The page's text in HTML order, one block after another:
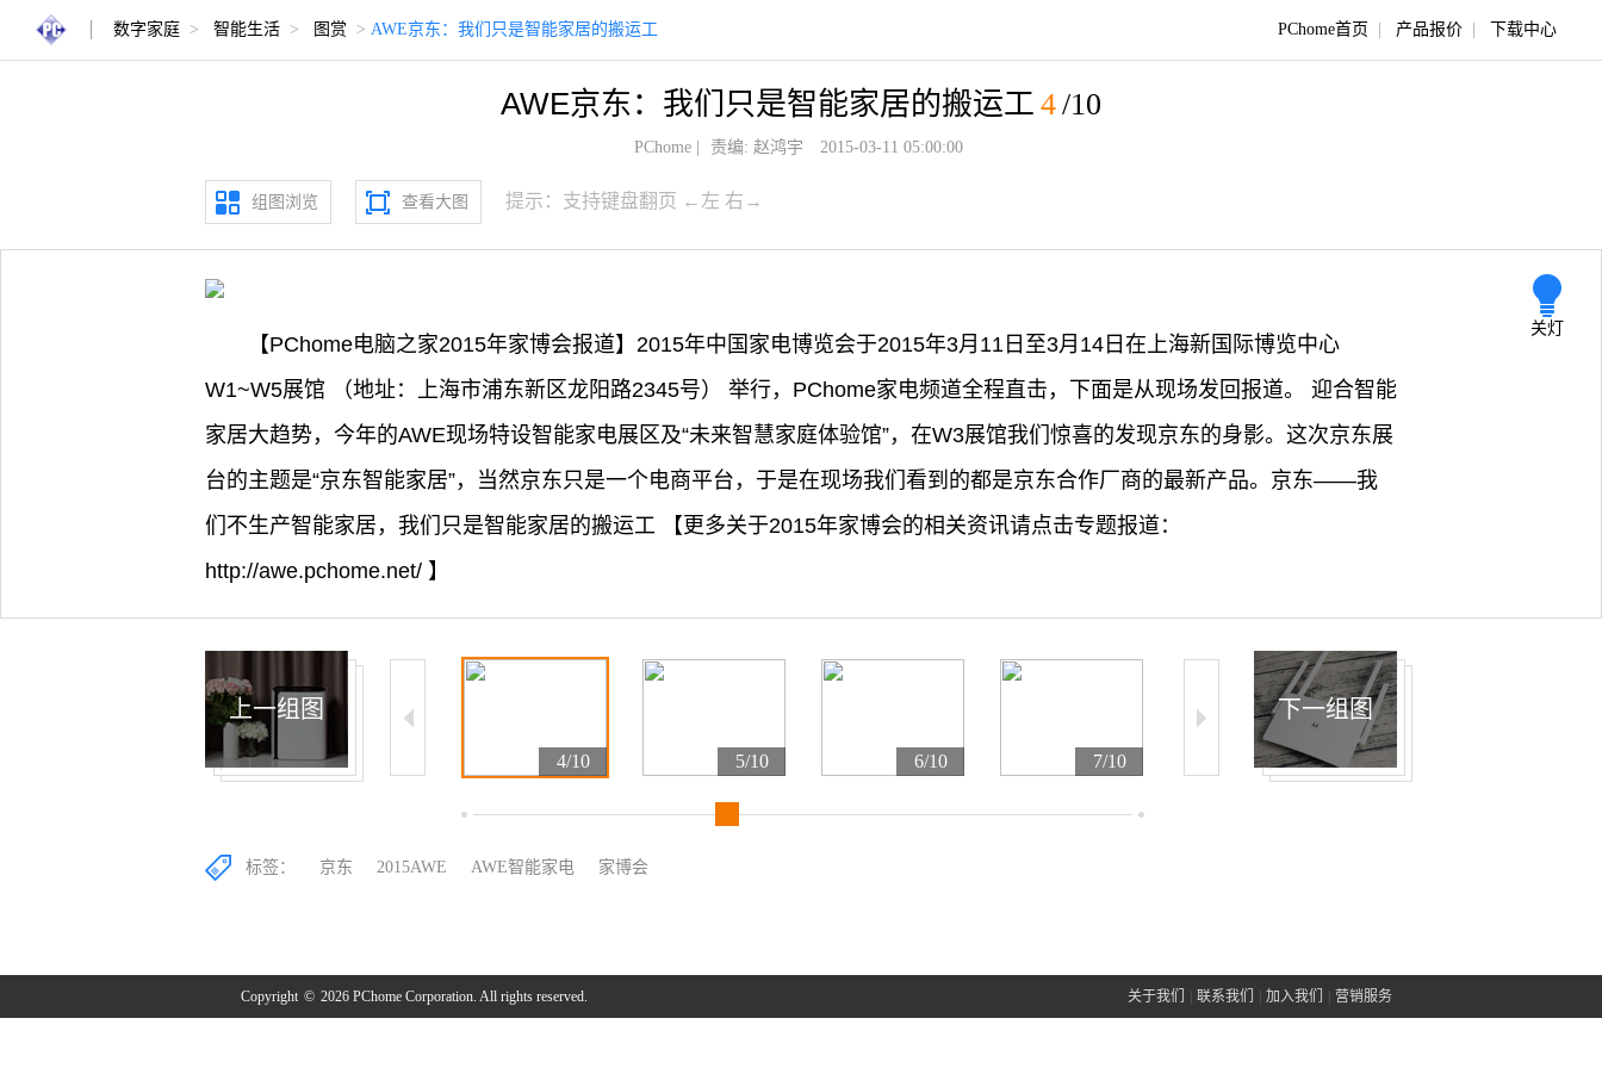
数字家庭 > 智能生活 > 图赏 > AWE京东：我们只是智能家居的搬运工 PChome首页 产品报价 下载中心
AWE京东：我们只是智能家居的搬运工 4/10
PChome| 责编: 赵鸿宇 2015-03-11 05:00:00
组图浏览 查看大图 提示：支持键盘翻页 ←左 右→
关灯
【PChome电脑之家2015年家博会报道】2015年中国家电博览会于2015年3月11日至3月14日在上海新国际博览中心
W1~W5展馆 （地址：上海市浦东新区龙阳路2345号） 举行，PChome家电频道全程直击，下面是从现场发回报道。 迎合智能
家居大趋势，今年的AWE现场特设智能家电展区及“未来智慧家庭体验馆”，在W3展馆我们惊喜的发现京东的身影。这次京东展
台的主题是“京东智能家居”，当然京东只是一个电商平台，于是在现场我们看到的都是京东合作厂商的最新产品。京东——我
们不生产智能家居，我们只是智能家居的搬运工 【更多关于2015年家博会的相关资讯请点击专题报道：
http://awe.pchome.net/ 】
2/10 4/10 5/10 6/10 7/10 8/10
上一组图 下一组图
标签： 京东 2015AWE AWE智能家电 家博会
Copyright © 2026 PChome Corporation. All rights reserved. 关于我们 联系我们 加入我们 营销服务